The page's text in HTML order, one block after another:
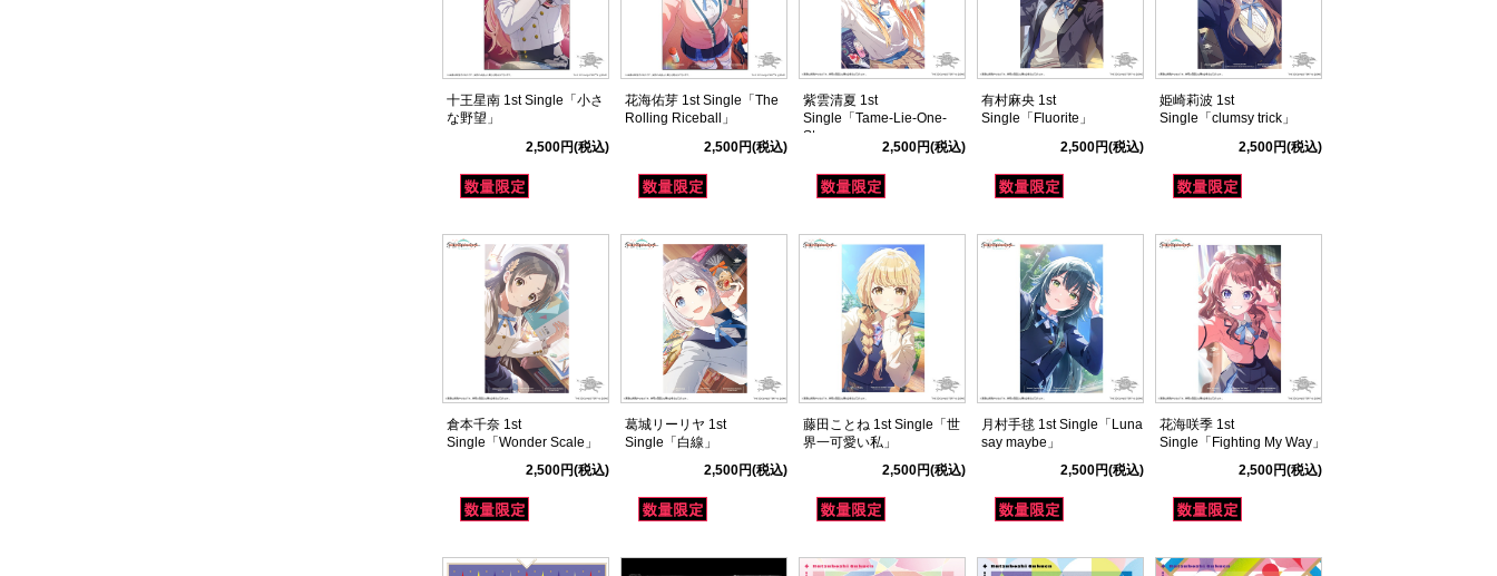
十王星南 1st Single「小さ
な野望」
2,500円(税込)
花海佑芽 1st Single「The
Rolling Riceball」
2,500円(税込)
紫雲清夏 1st
Single「Tame-Lie-One-
Step」
2,500円(税込)
有村麻央 1st
Single「Fluorite」
2,500円(税込)
姫崎莉波 1st
Single「clumsy trick」
2,500円(税込)
倉本千奈 1st
Single「Wonder Scale」
2,500円(税込)
葛城リーリヤ 1st
Single「白線」
2,500円(税込)
藤田ことね 1st Single「世
界一可愛い私」
2,500円(税込)
月村手毬 1st Single「Luna
say maybe」
2,500円(税込)
花海咲季 1st
Single「Fighting My Way」
2,500円(税込)